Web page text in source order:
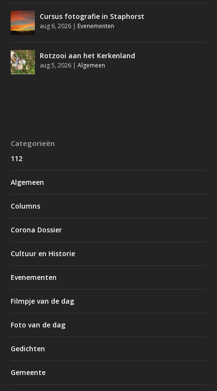
Cursus fotografie in Staphorst
aug 6, 2026 | Evenementen
Rotzooi aan het Kerkenland
aug 5, 2026 |Algemeen
Categorieën
112
Algemeen
Columns
Corona Dossier
Cultuur en Historie
Evenementen
Filmpje van de dag
Foto van de dag
Gedichten
Gemeente